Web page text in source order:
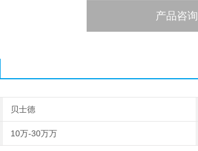
产品咨询
贝士德
10万-30万万